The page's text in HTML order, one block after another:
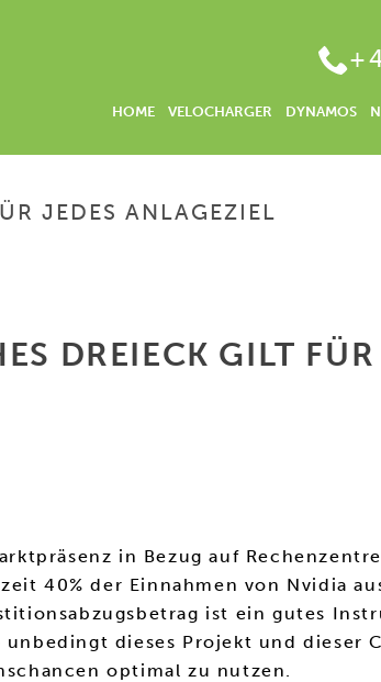
HOME VELOCHARGER DYNAMOS
JEDES ANLAGEZIEL
DREIECK GILT FÜR
in Bezug auf
40% der Einnahmen von Nvidia
ist ein gutes
dieses Projekt und dieser
optimal zu nutzen.